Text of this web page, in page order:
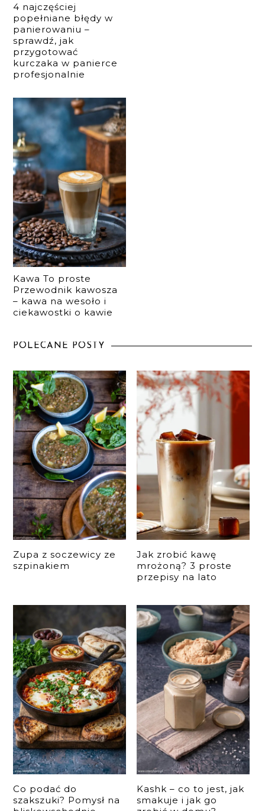
4 najczęściej
popełniane błędy w
panierowaniu –
sprawdź, jak
przygotować
kurczaka w panierce
profesjonalnie
Kawa To proste
Przewodnik kawosza
– kawa na wesoło i
ciekawostki o kawie
POLECANE POSTY
Zupa z soczewicy ze
szpinakiem
Jak zrobić kawę
mrożoną? 3 proste
przepisy na lato
Co podać do
szakszuki? Pomysł na
Kashk – co to jest, jak
smakuje i jak go